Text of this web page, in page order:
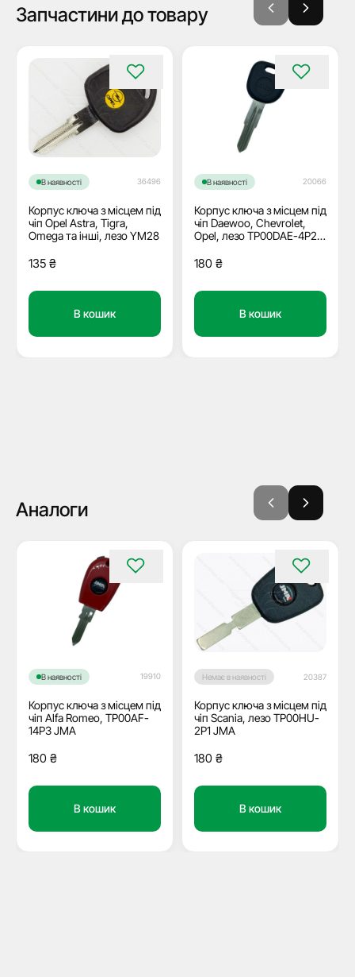
Запчастини до товару
В наявності 36496
Корпус ключа з місцем під
чіп Opel Astra, Tigra,
Omega та інші, лезо YM28
135 ₴
В кошик
В наявності 20066
Корпус ключа з місцем під
чіп Daewoo, Chevrolet,
Opel, лезо TP00DAE-4P2
180 ₴
В кошик
Аналоги
В наявності 19910
Корпус ключа з місцем під
чіп Alfa Romeo, TP00AF-
14P3 JMA
180 ₴
В кошик
Немає в наявності 20387
Корпус ключа з місцем під
чіп Scania, лезо TP00HU-
2P1 JMA
180 ₴
В кошик